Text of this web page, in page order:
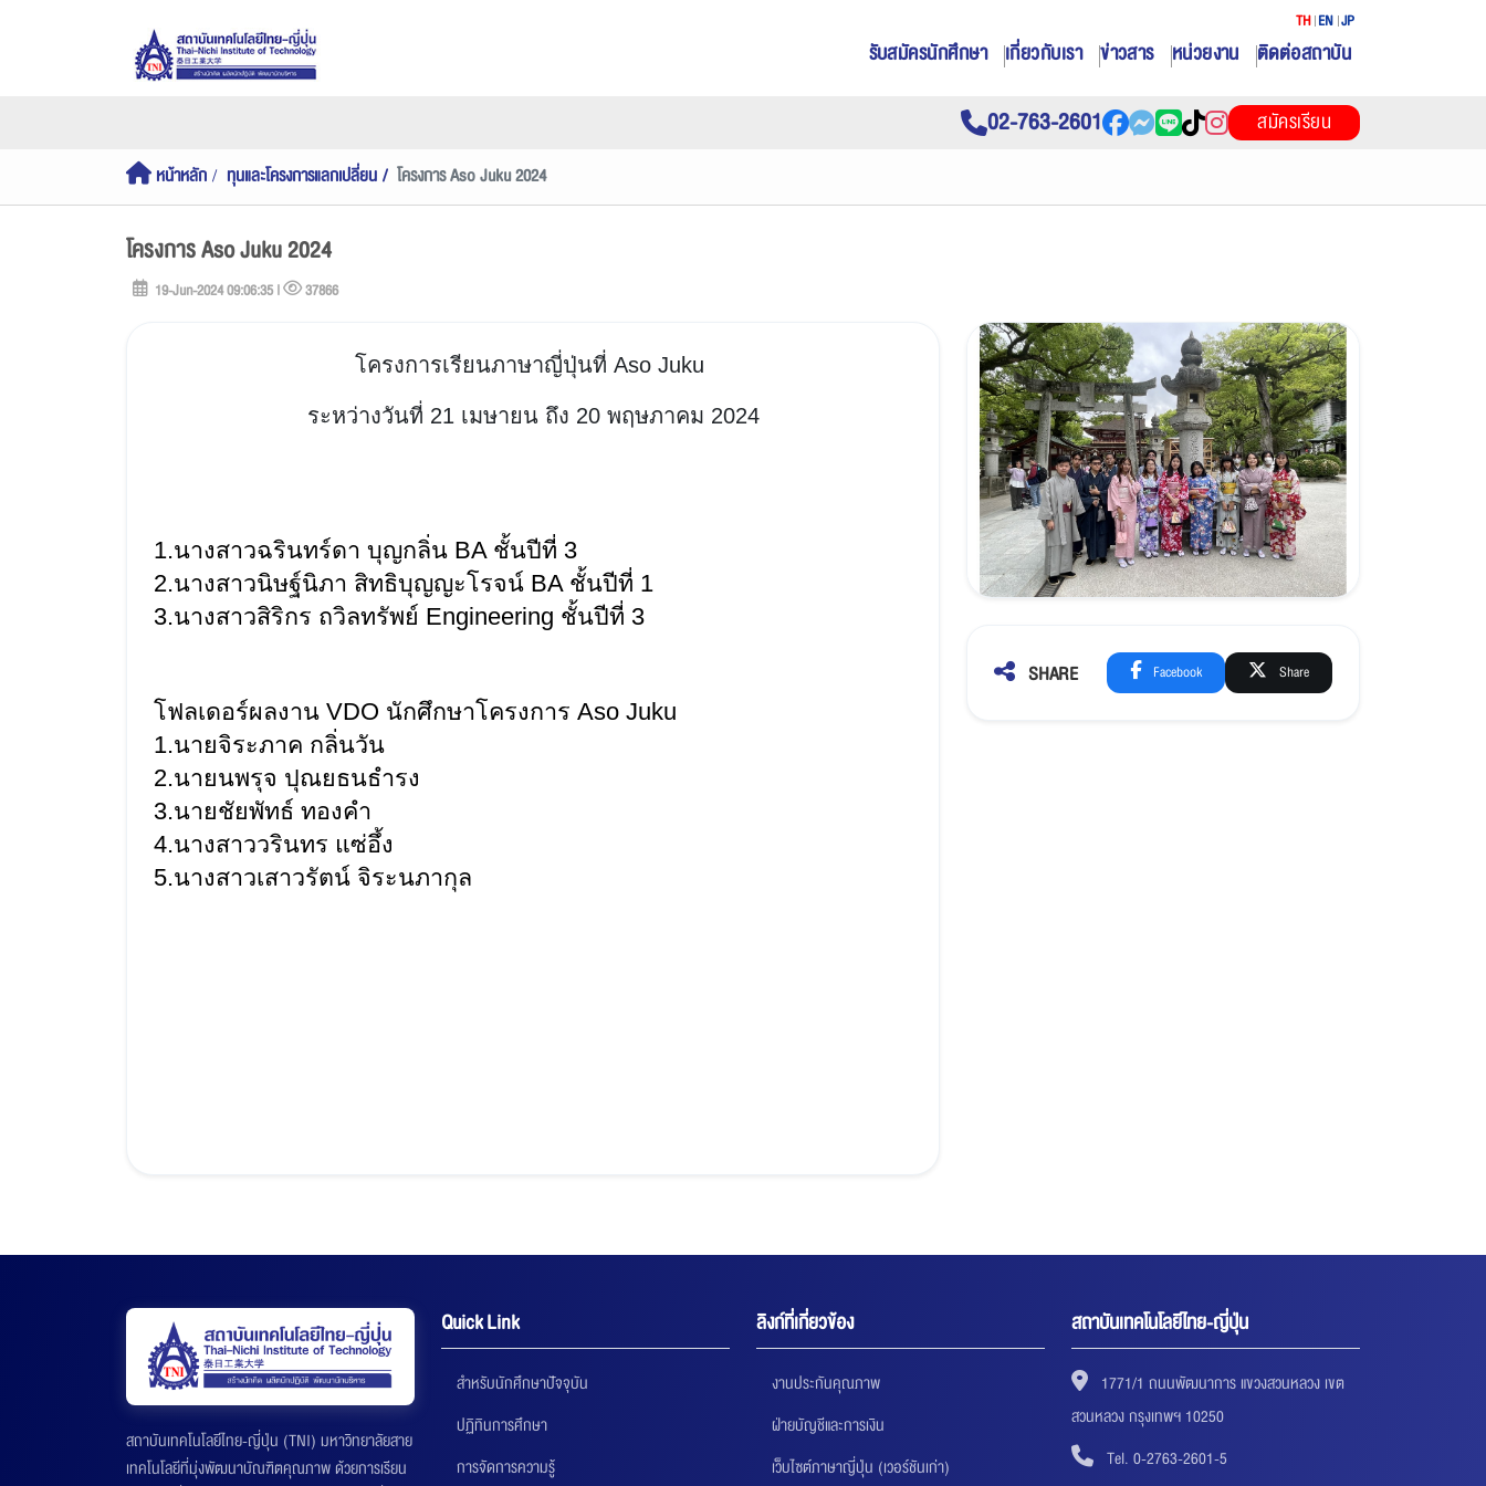
รับสมัครนักศึกษา เกี่ยวกับเรา ข่าวสาร หน่วยงาน ติดต่อสถาบัน
TH EN JP
02-763-2601 สมัครเรียน
หน้าหลัก ทุนและโครงการแลกเปลี่ยน โครงการ Aso Juku 2024
โครงการ Aso Juku 2024
19-Jun-2024 09:06:35 | 37866
โครงการเรียนภาษาญี่ปุ่นที่ Aso Juku
ระหว่างวันที่ 21 เมษายน ถึง 20 พฤษภาคม 2024
1.นางสาวฉรินทร์ดา บุญกลิ่น BA ชั้นปีที่ 3
2.นางสาวนิษฐ์นิภา สิทธิบุญญะโรจน์ BA ชั้นปีที่ 1
3.นางสาวสิริกร ถวิลทรัพย์ Engineering ชั้นปีที่ 3
โฟลเดอร์ผลงาน VDO นักศึกษาโครงการ Aso Juku
1.นายจิระภาค กลิ่นวัน
2.นายนพรุจ ปุณยธนธำรง
3.นายชัยพัทธ์ ทองคำ
4.นางสาววรินทร แซ่อึ้ง
5.นางสาวเสาวรัตน์ จิระนภากุล
SHARE Facebook Share
สถาบันเทคโนโลยีไทย-ญี่ปุ่น (TNI) มหาวิทยาลัยสาย
เทคโนโลยีที่มุ่งพัฒนาบัณฑิตคุณภาพ ด้วยการเรียน
Quick Link
สำหรับนักศึกษาปัจจุบัน
ปฏิทินการศึกษา
การจัดการความรู้
ลิงก์ที่เกี่ยวข้อง
งานประกันคุณภาพ
ฝ่ายบัญชีและการเงิน
เว็บไซต์ภาษาญี่ปุ่น (เวอร์ชันเก่า)
สถาบันเทคโนโลยีไทย-ญี่ปุ่น
1771/1 ถนนพัฒนาการ แขวงสวนหลวง เขต
สวนหลวง กรุงเทพฯ 10250
Tel. 0-2763-2601-5